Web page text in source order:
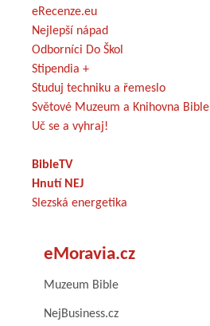
eRecenze.eu
Nejlepší nápad
Odborníci Do Škol
Stipendia +
Studuj techniku a řemeslo
Světové Muzeum a Knihovna Bible
Uč se a vyhraj!
BibleTV
Hnutí NEJ
Slezská energetika
eMoravia.cz
Muzeum Bible
NejBusiness.cz